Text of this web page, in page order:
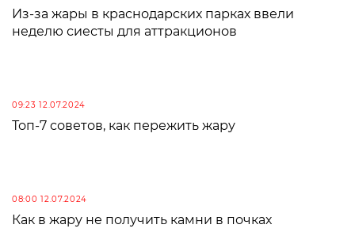
Из-за жары в краснодарских парках ввели
неделю сиесты для аттракционов
09:23 12.07.2024
Топ-7 советов, как пережить жару
08:00 12.07.2024
Как в жару не получить камни в почках